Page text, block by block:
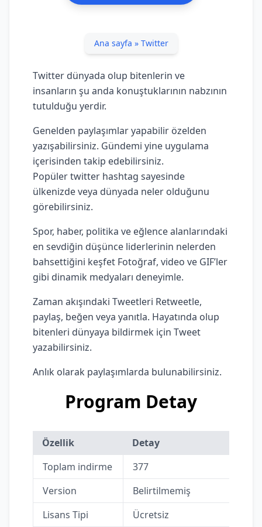
Ana sayfa » Twitter
Twitter dünyada olup bitenlerin ve
insanların şu anda konuştuklarının nabzının
tutulduğu yerdir.
Genelden paylaşımlar yapabilir özelden
yazışabilirsiniz. Gündemi yine uygulama
içerisinden takip edebilirsiniz.
Popüler twitter hashtag sayesinde
ülkenizde veya dünyada neler olduğunu
görebilirsiniz.
Spor, haber, politika ve eğlence alanlarındaki
en sevdiğin düşünce liderlerinin nelerden
bahsettiğini keşfet Fotoğraf, video ve GIF’ler
gibi dinamik medyaları deneyimle.
Zaman akışındaki Tweetleri Retweetle,
paylaş, beğen veya yanıtla. Hayatında olup
bitenleri dünyaya bildirmek için Tweet
yazabilirsiniz.
Anlık olarak paylaşımlarda bulunabilirsiniz.
Program Detay
Özellik
Detay
Toplam indirme
377
Version
Belirtilmemiş
Lisans Tipi
Ücretsiz